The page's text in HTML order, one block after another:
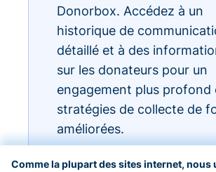
Donorbox. Accédez à un
historique de
détaillé et à des
sur les donateurs pour un
engagement plus profond
stratégies de collecte de
améliorées.
Comme la plupart des sites internet, nous